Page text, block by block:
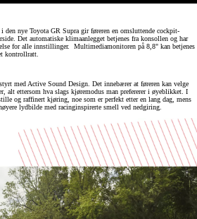
den nye Toyota GR Supra gir føreren en omsluttende cockpit-
Det automatiske klimaanlegget betjenes fra konsollen og har
for alle innstillinger. Multimediamonitoren på 8,8" kan betjenes
kontrollratt.
med Active Sound Design. Det innebærer at føreren kan velge
alt ettersom hva slags kjøremodus man prefererer i øyeblikket. I
og raffinert kjøring, noe som er perfekt etter en lang dag, mens
lydbilde med racinginspirerte smell ved nedgiring.